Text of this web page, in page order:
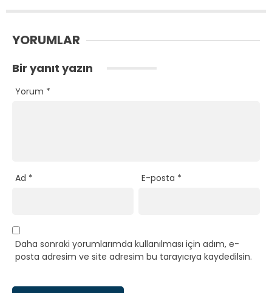
YORUMLAR
Bir yanıt yazın
Yorum *
Ad * E-posta *
Daha sonraki yorumlarımda kullanılması için adım, e-
posta adresim ve site adresim bu tarayıcıya kaydedilsin.